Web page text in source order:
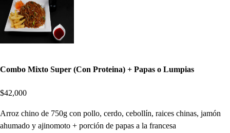
Combo Mixto Super (Con Proteina) + Papas o Lumpias
$42,000
Arroz chino de 750g con pollo, cerdo, cebollín, raices chinas, jamón
ahumado y ajinomoto + porción de papas a la francesa